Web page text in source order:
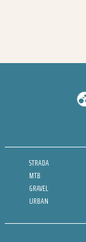
STRADA
MTB
GRAVEL
URBAN